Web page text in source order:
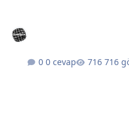
0 cevap 716